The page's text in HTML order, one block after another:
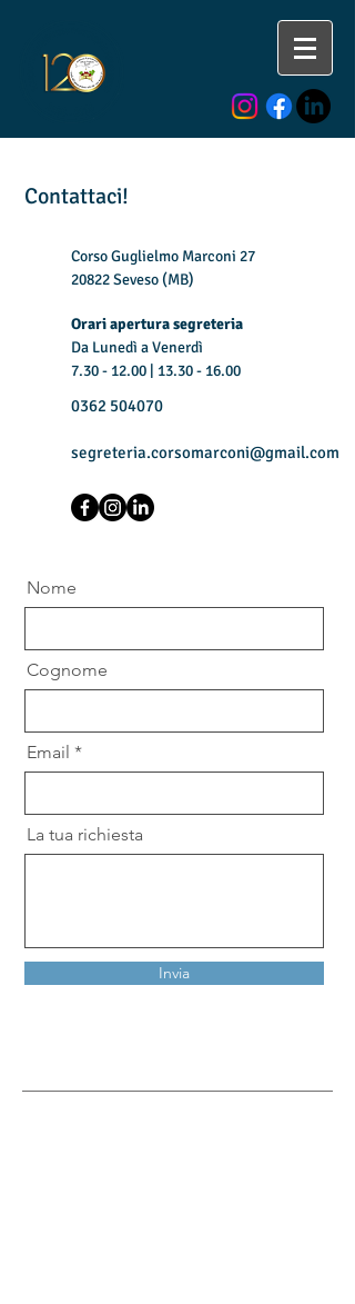
Contattaci!
Corso Guglielmo Marconi 27
20822 Seveso (MB)
Orari apertura segreteria
Da Lunedì a Venerdì
7.30 - 12.00 | 13.30 - 16.00
0362 504070
segreteria.corsomarconi@gmail.com
Nome
Cognome
Email
La tua richiesta
Invia